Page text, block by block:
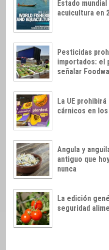
Estado
acuicultura en
Pesticidas
importados: el
señalar
La UE
cárnicos en
Angula y
antiguo que
nunca
La edición
seguridad